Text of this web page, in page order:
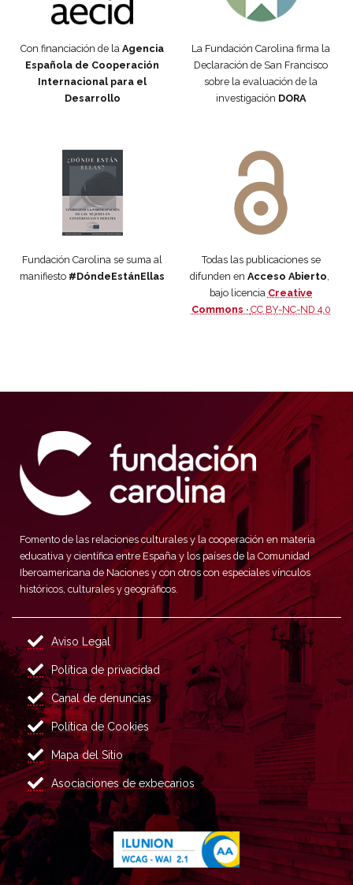
Con financiación de la Agencia
Española de Cooperación
Internacional para el
Desarrollo
La Fundación Carolina firma la
Declaración de San Francisco
sobre la evaluación de la
investigación DORA
Fundación Carolina se suma al
manifiesto #DóndeEstánEllas
Todas las publicaciones se
difunden en Acceso Abierto
bajo licencia Creative
Commons · CC BY-NC-ND 4.0
Fomento de las relaciones culturales y la cooperación en materia
educativa y científica entre España y los países de la Comunidad
Iberoamericana de Naciones y con otros con especiales vínculos
históricos, culturales y geográficos.
Aviso Legal
Política de privacidad
Canal de denuncias
Política de Cookies
Mapa del Sitio
Asociaciones de exbecarios